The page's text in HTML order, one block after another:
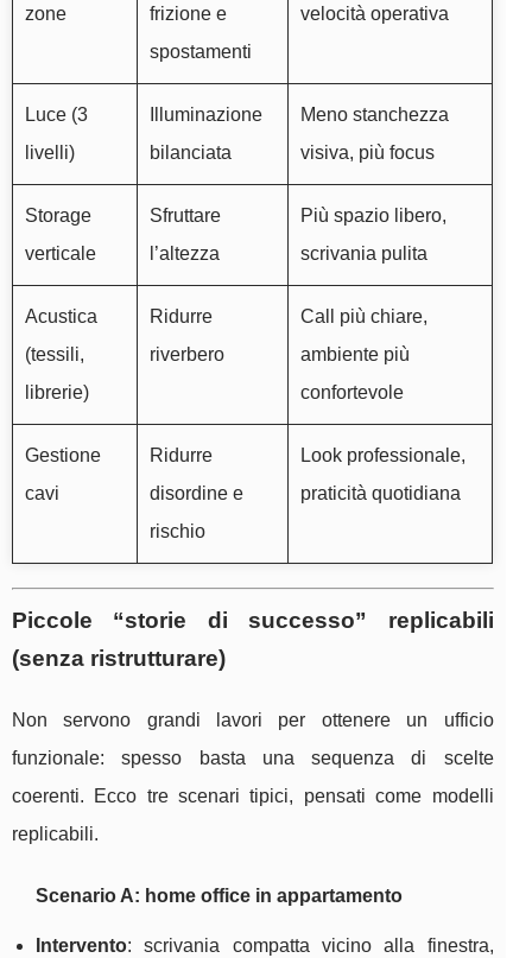
zone
frizione e
spostamenti
velocità operativa
Luce (3
livelli)
Illuminazione
bilanciata
Meno stanchezza
visiva, più focus
Storage
verticale
Sfruttare
l’altezza
Più spazio libero,
scrivania pulita
Acustica
(tessili,
librerie)
Ridurre
riverbero
Call più chiare,
ambiente più
confortevole
Gestione
cavi
Ridurre
disordine e
rischio
Look professionale,
praticità quotidiana
Piccole “storie di successo” replicabili
(senza ristrutturare)
Non servono grandi lavori per ottenere un ufficio
funzionale: spesso basta una sequenza di scelte
coerenti. Ecco tre scenari tipici, pensati come modelli
replicabili.
Scenario A: home office in appartamento
Intervento: scrivania compatta vicino alla finestra,